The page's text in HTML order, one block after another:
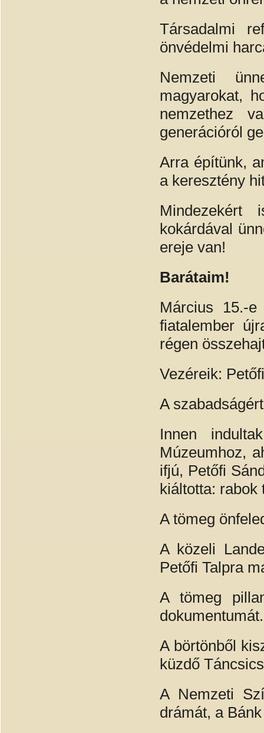
Társadalmi
önvédelmi
Nemzeti
magyarokat,
nemzethez
generációról
Arra építünk,
a keresztény
kokárdával
ereje van!
Barátaim!
Március 15.-
fiatalember
régen
Vezéreik:
A
Innen
Múzeumhoz,
ifjú, Petőfi
kiáltotta: rabok
A tömeg
A közeli
Petőfi Talpra
A tömeg
dokumentumát.
A börtönből
küzdő
A Nemzeti
drámát, a